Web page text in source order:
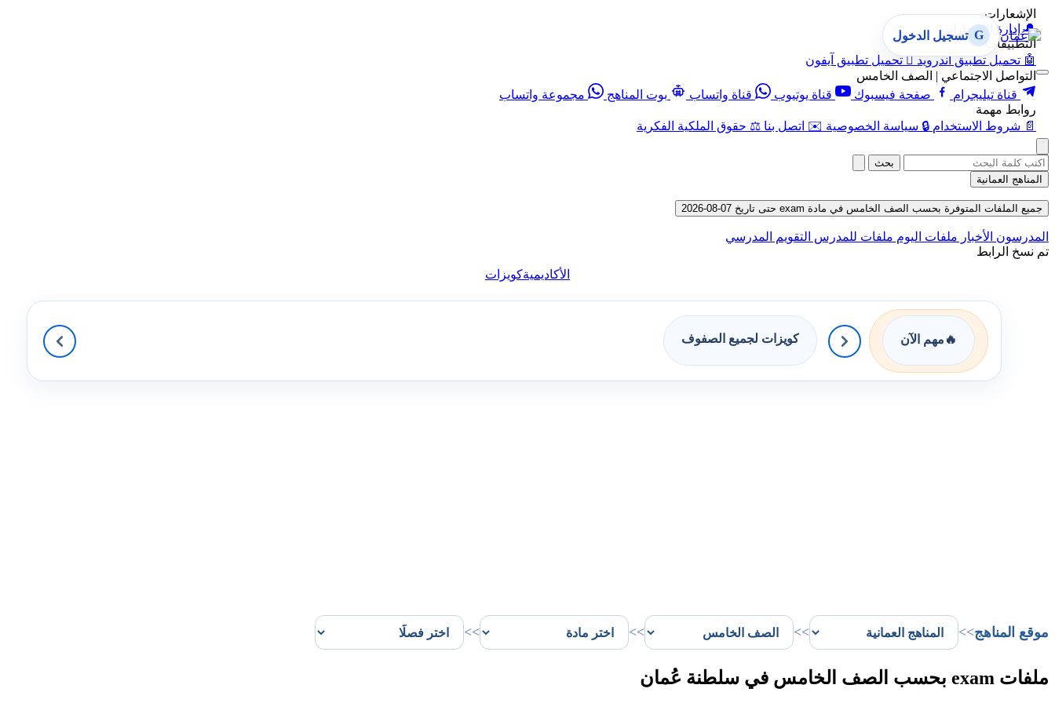
الإشعارات
🔔 إدارة الإشعارات
التطبيقات
🤖 تحميل تطبيق أندرويد  تحميل تطبيق آيفون
التواصل الاجتماعي | الصف الخامس
قناة تيليجرام
صفحة فيسبوك قناة يوتيوب قناة واتساب بوت المناهج
مجموعة واتساب
روابط مهمة
📄 شروط الاستخدام 🔒 سياسة الخصوصية ✉️ اتصل بنا ⚖️ حقوق الملكية الفكرية
G تسجيل الدخول
بحث
المناهج العمانية
جميع الملفات المتوفرة بحسب الصف الخامس في مادة exam حتى تاريخ 07-08-2026
المدرسون الأخبار ملفات اليوم ملفات للمدرس التقويم المدرسي
تم نسخ الرابط
الأكاديميةكويزات
🔥 مهم الآن كويزات لجميع الصفوف
موقع المناهج>>
>>
>>
>>
ملفات exam بحسب الصف الخامس في سلطنة عُمان